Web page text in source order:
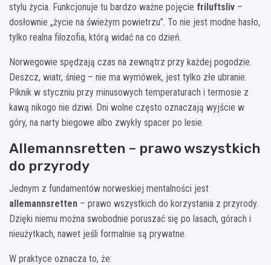
stylu życia. Funkcjonuje tu bardzo ważne pojęcie friluftsliv –
dosłownie „życie na świeżym powietrzu”. To nie jest modne hasło,
tylko realna filozofia, którą widać na co dzień.
Norwegowie spędzają czas na zewnątrz przy każdej pogodzie.
Deszcz, wiatr, śnieg – nie ma wymówek, jest tylko złe ubranie.
Piknik w styczniu przy minusowych temperaturach i termosie z
kawą nikogo nie dziwi. Dni wolne często oznaczają wyjście w
góry, na narty biegowe albo zwykły spacer po lesie.
Allemannsretten – prawo wszystkich
do przyrody
Jednym z fundamentów norweskiej mentalności jest
allemannsretten – prawo wszystkich do korzystania z przyrody.
Dzięki niemu można swobodnie poruszać się po lasach, górach i
nieużytkach, nawet jeśli formalnie są prywatne.
W praktyce oznacza to, że: